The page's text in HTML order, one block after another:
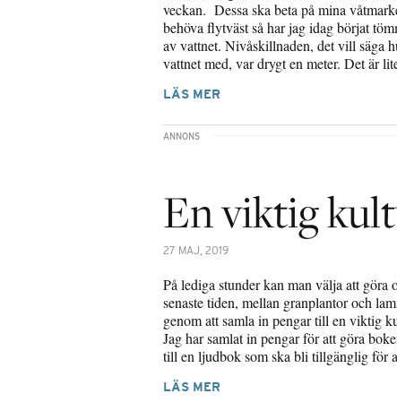
veckan. Dessa ska beta på mina
behöva flytväst så har jag idag börjat
av vattnet. Nivåskillnaden, det vill säga
vattnet med, var drygt en meter. Det är
LÄS MER
En viktig
27 MAJ, 2019
På lediga stunder kan man välja att göra
senaste tiden, mellan granplantor och
genom att samla in pengar till en viktig
Jag har samlat in pengar för att göra
till en ljudbok som ska bli tillgänglig för
LÄS MER